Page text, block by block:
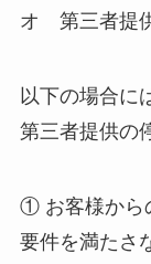
オ 第三者提
以下の場合に
第三者提供の
① お客様から
要件を満たさ